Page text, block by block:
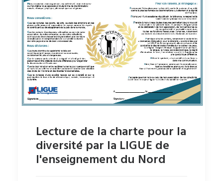
Lecture de la charte pour la
diversité par la LIGUE de
l'enseignement du Nord